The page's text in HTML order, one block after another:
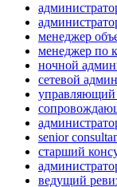
менеджер
менеджер по
ночной
сетевой
управляющий
senior
старший
ведущий